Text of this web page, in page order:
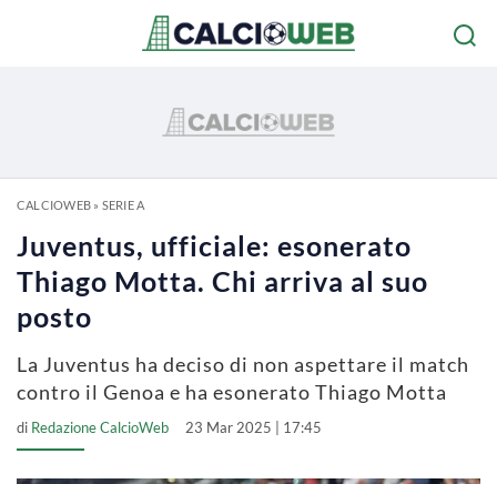
CALCIOWEB» SERIE A
Juventus, ufficiale: esonerato
Thiago Motta. Chi arriva al suo
posto
La Juventus ha deciso di non aspettare il match
contro il Genoa e ha esonerato Thiago Motta
di Redazione CalcioWeb 23 Mar 2025 | 17:45